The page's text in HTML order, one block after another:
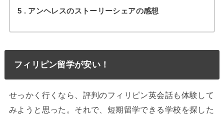
5 アンヘレスのストーリーシェアの感想
フィリピン留学が安い！
せっかく行くなら、評判のフィリピン英会話も体験して
みようと思った。それで、短期留学できる学校を探した